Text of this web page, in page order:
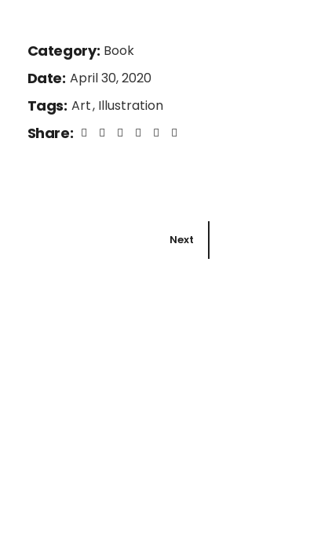
Category: Book
Date: April 30, 2020
Tags: Art Illustration
Share:
Next